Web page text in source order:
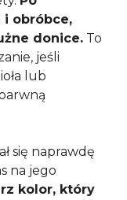
obróbce,
donice. To
jeśli
lub
się naprawdę
na jego
kolor, który